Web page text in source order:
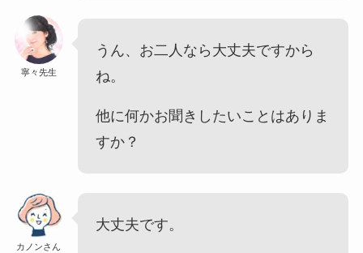
寧々先生
うん、お二人なら大丈夫ですから
ね。
他に何かお聞きしたいことはありま
すか？
カノンさん
大丈夫です。